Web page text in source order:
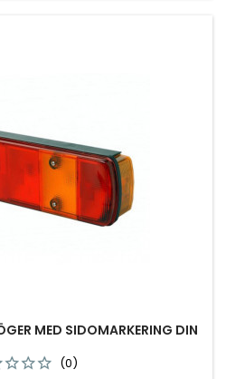
MED SIDOMARKERING DIN
(0)